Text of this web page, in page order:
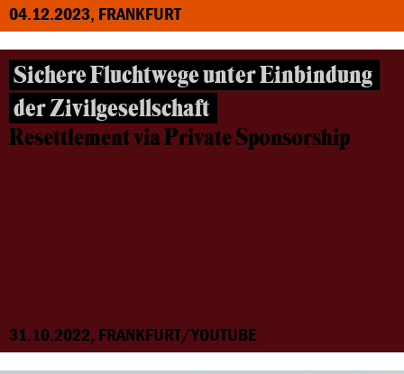
04.12.2023, FRANKFURT
Sichere Fluchtwege unter Einbindung
der Zivilgesellschaft
Resettlement via Private Sponsorship
31.10.2022, FRANKFURT/YOUTUBE